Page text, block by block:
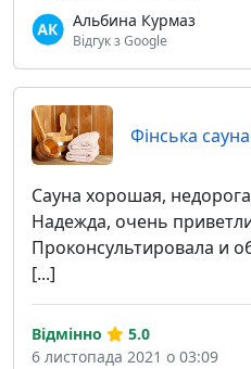
Альбина Курмаз
Відгук з Google
Фінська
Сауна хорошая,
Надежда, очень
Проконсультировала и
[...]
Відмінно
5.0
6 листопада 2021 о 03:09